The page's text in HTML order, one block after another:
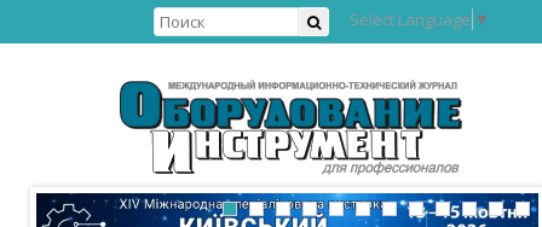
Select Language ▼